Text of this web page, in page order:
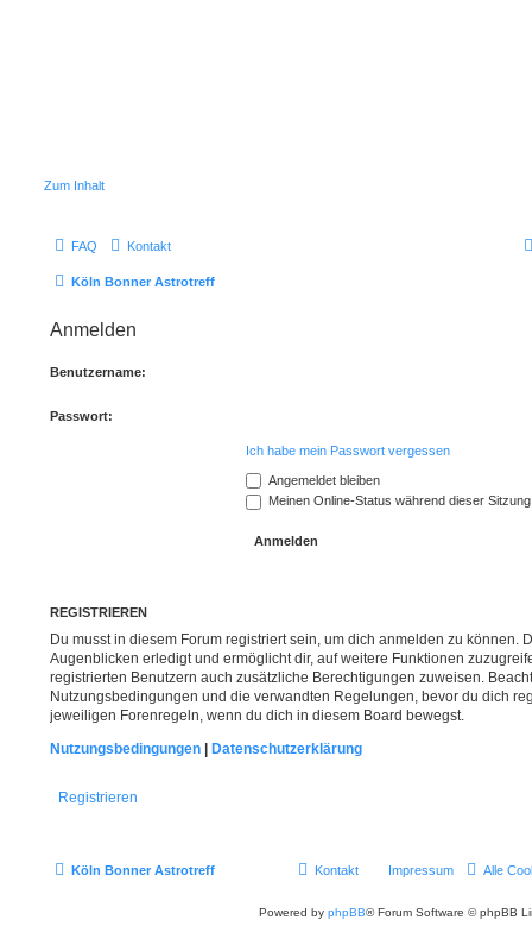
Zum Inhalt
FAQ Kontakt
Köln Bonner Astrotreff
Anmelden
Benutzername:
Passwort:
Ich habe mein Passwort vergessen
Angemeldet bleiben
Meinen Online-Status während dieser
REGISTRIEREN
Du musst in diesem Forum registriert sein, um dich anmelden zu können.
Augenblicken erledigt und ermöglicht dir, auf weitere Funktionen
registrierten Benutzern auch zusätzliche Berechtigungen zuweisen.
Nutzungsbedingungen und die verwandten Regelungen, bevor du dich
jeweiligen Forenregeln, wenn du dich in diesem Board bewegst.
Nutzungsbedingungen
Datenschutzerklärung
Registrieren
Köln Bonner Astrotreff Alle
Impressum
Kontakt
Powered by phpBB® Forum Software © phpBB